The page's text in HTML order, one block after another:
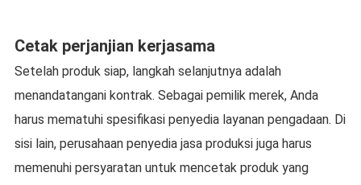
Cetak perjanjian kerjasama
Setelah produk siap, langkah selanjutnya adalah
menandatangani kontrak. Sebagai pemilik merek, Anda
harus mematuhi spesifikasi penyedia layanan pengadaan. Di
sisi lain, perusahaan penyedia jasa produksi juga harus
memenuhi persyaratan untuk mencetak produk yang